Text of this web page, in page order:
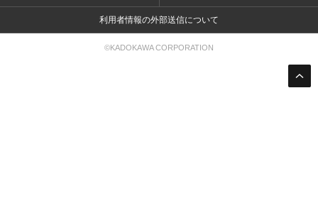
利用者情報の外部送信について
©KADOKAWA CORPORATION